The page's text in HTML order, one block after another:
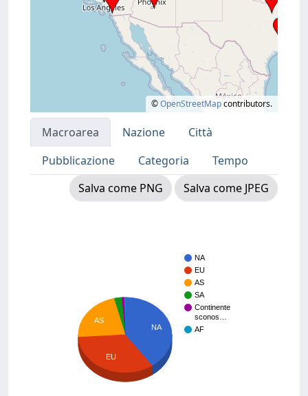
©OpenStreetMapcontributors.
Macroarea Nazione
Città
Pubblicazione
Categoria
Tempo
Salva come PNG
Salva come JPEG
NA
EU
AS
SA
Continente
sconos…
AF
NA
AS
EU